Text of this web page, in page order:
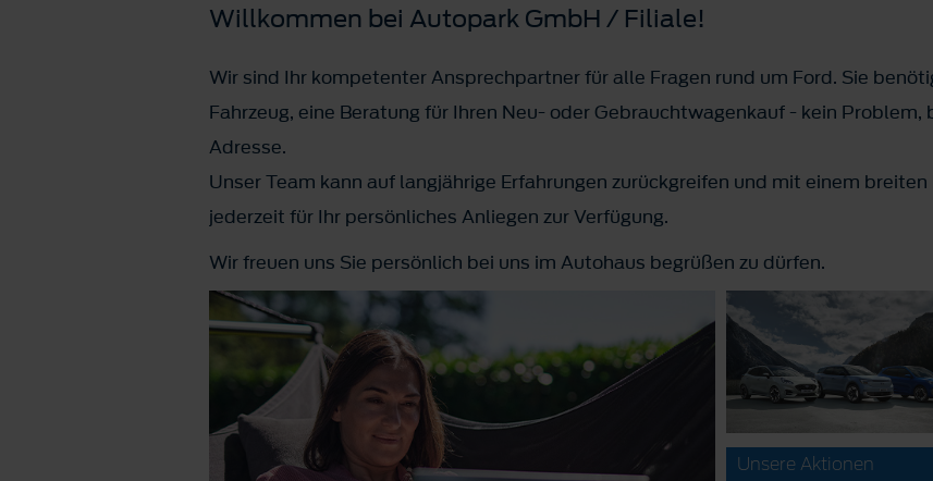
Willkommen bei Autopark GmbH / Filiale!
Wir sind Ihr kompetenter Ansprechpartner für alle Fragen rund um Ford. Sie
Fahrzeug, eine Beratung für Ihren Neu- oder Gebrauchtwagenkauf - kein Problem,
Adresse.
Unser Team kann auf langjährige Erfahrungen zurückgreifen und mit einem
jederzeit für Ihr persönliches Anliegen zur Verfügung.
Wir freuen uns Sie persönlich bei uns im Autohaus begrüßen zu dürfen.
Unsere Aktionen